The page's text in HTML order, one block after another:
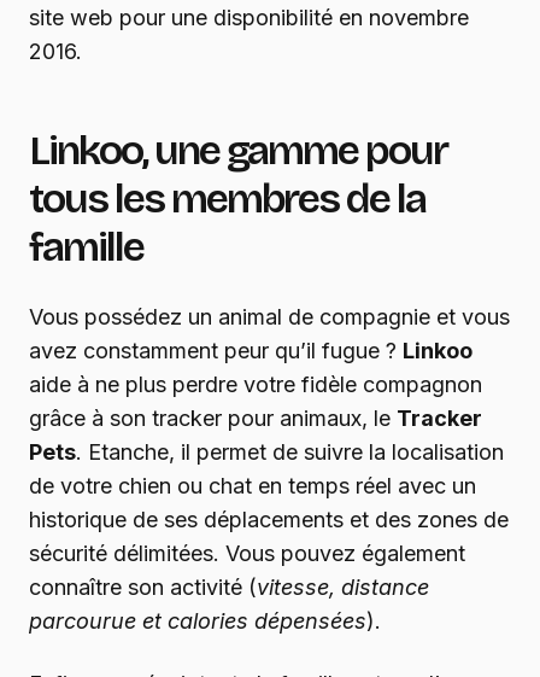
site web pour une disponibilité en novembre
2016.
Linkoo, une gamme pour
tous les membres de la
famille
Vous possédez un animal de compagnie et vous
avez constamment peur qu’il fugue ? Linkoo
aide à ne plus perdre votre fidèle compagnon
grâce à son tracker pour animaux, le Tracker
Pets. Etanche, il permet de suivre la localisation
de votre chien ou chat en temps réel avec un
historique de ses déplacements et des zones de
sécurité délimitées. Vous pouvez également
connaître son activité (vitesse, distance
parcourue et calories dépensées).